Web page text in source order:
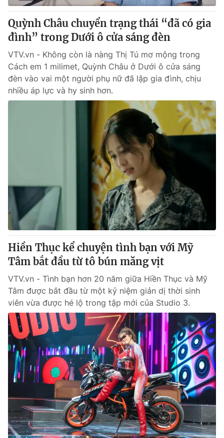
Quỳnh Châu chuyển trạng thái “đã có gia
đình” trong Dưới ô cửa sáng đèn
VTV.vn - Không còn là nàng Thị Tú mơ mộng trong
Cách em 1 milimet, Quỳnh Châu ở Dưới ô cửa sáng
đèn vào vai một người phụ nữ đã lập gia đình, chịu
nhiều áp lực và hy sinh hơn.
Hiền Thục kể chuyện tình bạn với Mỹ
Tâm bắt đầu từ tô bún măng vịt
VTV.vn - Tình bạn hơn 20 năm giữa Hiền Thục và Mỹ
Tâm được bắt đầu từ một kỷ niệm giản dị thời sinh
viên vừa được hé lộ trong tập mới của Studio 3.